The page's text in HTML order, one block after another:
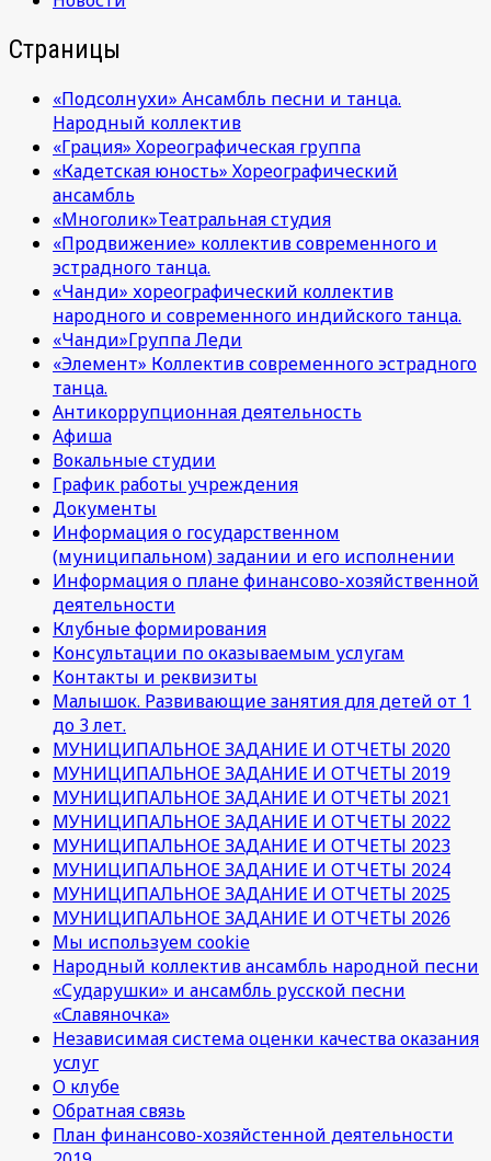
Страницы
«Подсолнухи» Ансамбль песни и танца.
Народный коллектив
«Грация» Хореографическая группа
«Кадетская юность» Хореографический
ансамбль
«Многолик»Театральная студия
«Продвижение» коллектив современного и
эстрадного танца.
«Чанди» хореографический коллектив
народного и современного индийского танца.
«Чанди»Группа Леди
«Элемент» Коллектив современного эстрадного
танца.
Антикоррупционная деятельность
Афиша
Вокальные студии
График работы учреждения
Документы
Информация о государственном
(муниципальном) задании и его исполнении
Информация о плане финансово-хозяйственной
деятельности
Клубные формирования
Консультации по оказываемым услугам
Контакты и реквизиты
Малышок. Развивающие занятия для детей от 1
до 3 лет.
МУНИЦИПАЛЬНОЕ ЗАДАНИЕ И ОТЧЕТЫ 2020
МУНИЦИПАЛЬНОЕ ЗАДАНИЕ И ОТЧЕТЫ 2019
МУНИЦИПАЛЬНОЕ ЗАДАНИЕ И ОТЧЕТЫ 2021
МУНИЦИПАЛЬНОЕ ЗАДАНИЕ И ОТЧЕТЫ 2022
МУНИЦИПАЛЬНОЕ ЗАДАНИЕ И ОТЧЕТЫ 2023
МУНИЦИПАЛЬНОЕ ЗАДАНИЕ И ОТЧЕТЫ 2024
МУНИЦИПАЛЬНОЕ ЗАДАНИЕ И ОТЧЕТЫ 2025
МУНИЦИПАЛЬНОЕ ЗАДАНИЕ И ОТЧЕТЫ 2026
Мы используем cookie
Народный коллектив ансамбль народной песни
«Сударушки» и ансамбль русской песни
«Славяночка»
Независимая система оценки качества оказания
услуг
О клубе
Обратная связь
План финансово-хозяйстенной деятельности